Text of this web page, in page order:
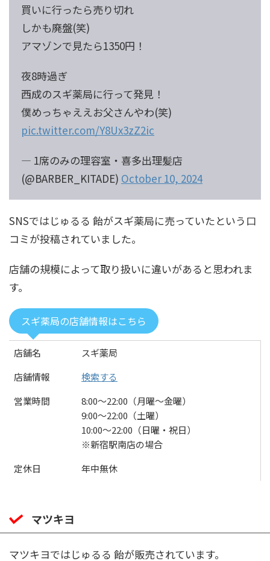
買いに行ったら売り切れ
しかも廃盤(笑)
アマゾンで見たら1350円！
夜8時過ぎ
西成のスギ薬局に行って発見！
僕めっちゃええお父さんやわ(笑)
pic.twitter.com/Y8Ux3zZ2ic
— 1席のみの理容室・喜多出理髪店
(@BARBER_KITADE) October 10, 2024
SNSではじゅるる 飴がスギ薬局に売っていたという口
コミが投稿されていました。
店舗の規模によって取り扱いに違いがあると思われま
す。
スギ薬局の店舗情報はこちら
店舗名
スギ薬局
店舗情報
検索する
営業時間
8:00〜22:00（月曜～金曜）
9:00〜22:00（土曜）
10:00〜22:00（日曜・祝日）
※新宿駅南店の場合
定休日
年中無休
マツキヨ
マツキヨではじゅるる 飴が販売されています。